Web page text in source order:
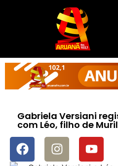
Gabriela Versiani
com Léo, filho de